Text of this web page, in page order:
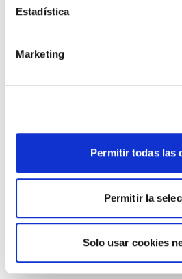
Estadística
Marketing
Permitir todas las
Permitir la
Solo usar cookies